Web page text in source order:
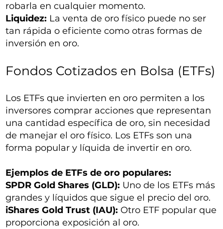
robarla en cualquier momento.
Liquidez: La venta de oro físico puede no ser
tan rápida o eficiente como otras formas de
inversión en oro.
Fondos Cotizados en Bolsa (ETFs)
Los ETFs que invierten en oro permiten a los
inversores comprar acciones que representan
una cantidad específica de oro, sin necesidad
de manejar el oro físico. Los ETFs son una
forma popular y líquida de invertir en oro.
Ejemplos de ETFs de oro populares:
SPDR Gold Shares (GLD): Uno de los ETFs más
grandes y líquidos que sigue el precio del oro.
iShares Gold Trust (IAU): Otro ETF popular que
proporciona exposición al oro.